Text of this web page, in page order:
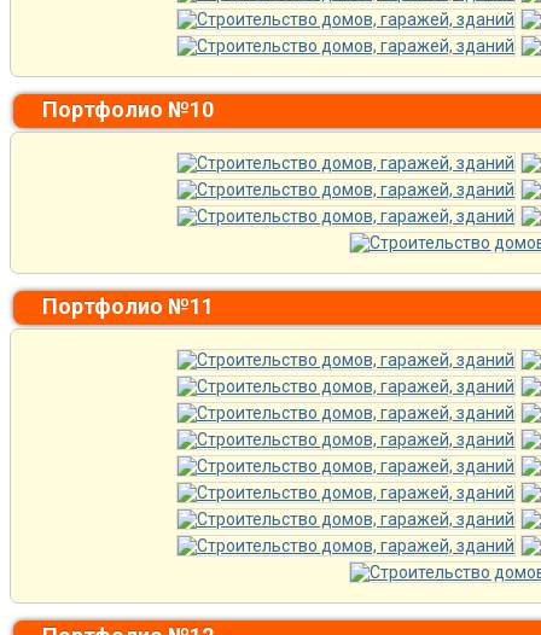
Портфолио №10
Портфолио №11